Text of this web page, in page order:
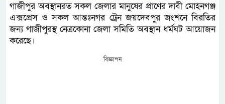
গাজীপুর অবস্থানরত সকল জেলার মানুষের প্রাণের দাবী মোহনগঞ্জ
এক্সপ্রেস ও সকল আন্তঃনগর ট্রেন জয়দেবপুর জংশনে বিরতির
জন্য গাজীপুরস্থ নেত্রকোনা জেলা সমিতি অবস্থান ধর্মঘট আয়োজন
করেছে।
বিজ্ঞাপন